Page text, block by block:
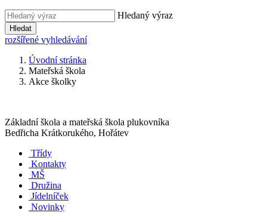
Hledaný výraz
Hledat
rozšířené vyhledávání
Úvodní stránka
Mateřská škola
Akce školky
Základní škola a mateřská škola plukovníka
Bedřicha Krátkorukého, Hořátev
Třídy
Kontakty
MŠ
Družina
Jídelníček
Novinky